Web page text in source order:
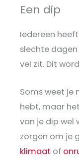
Een dip
Iedereen
slechte
vel zit. Dit
Soms weet je
hebt, maar
van je dip wel
zorgen om je
klimaat of